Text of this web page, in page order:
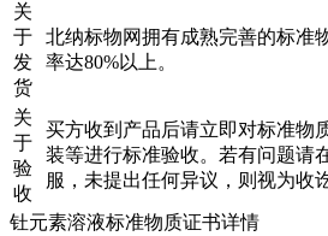
关
于
发
货
北纳标物网拥有成熟完善的标准
率达80%以上。
关
于
验
收
买方收到产品后请立即对标准物
装等进行标准验收。若有问题请
服，未提出任何异议，则视为收讫
钍元素溶液标准物质证书详情